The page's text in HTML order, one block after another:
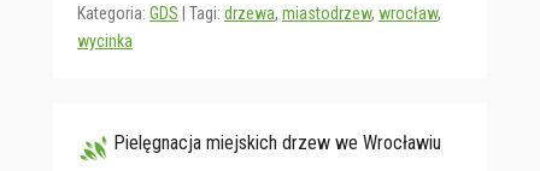
Kategoria: GDS Tagi: drzewa, miastodrzew, wrocław,
wycinka
Pielęgnacja miejskich drzew we Wrocławiu